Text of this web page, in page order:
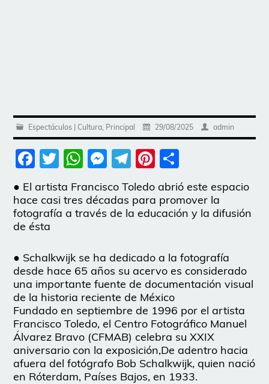
Espectáculos | Cultura, Principal 29/08/2025 admin
Facebook
Twitter
WhatsApp
Messenger
Telegram
Pinterest
● El artista Francisco Toledo abrió este espacio
hace casi tres décadas para promover la
fotografía a través de la educación y la difusión
de ésta
● Schalkwijk se ha dedicado a la fotografía
desde hace 65 años su acervo es considerado
una importante fuente de documentación visual
de la historia reciente de México
Fundado en septiembre de 1996 por el artista
Francisco Toledo, el Centro Fotográfico Manuel
Álvarez Bravo (CFMAB) celebra su XXIX
aniversario con la exposición,De adentro hacia
afuera del fotógrafo Bob Schalkwijk, quien nació
en Róterdam, Países Bajos, en 1933.